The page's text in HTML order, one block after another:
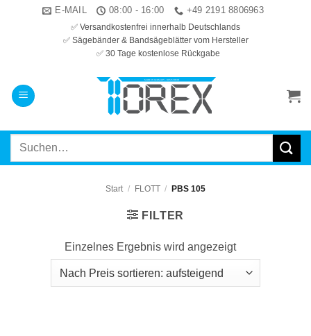
E-MAIL 08:00 - 16:00 +49 2191 8806963
✅ Versandkostenfrei innerhalb Deutschlands
✅ Sägebänder & Bandsägeblätter vom Hersteller
✅ 30 Tage kostenlose Rückgabe
Suchen
Start / FLOTT / PBS 105
FILTER
Einzelnes Ergebnis wird angezeigt